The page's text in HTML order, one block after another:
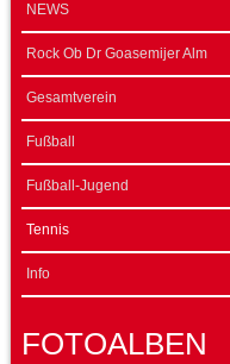
NEWS
Rock Ob Dr Goasemijer Alm
Gesamtverein
Fußball
Fußball-Jugend
Tennis
Info
FOTOALBEN